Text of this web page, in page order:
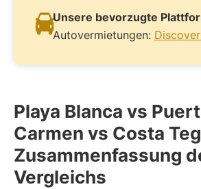
Unsere bevorzugte
Autovermietungen:
Playa Blanca vs
Carmen vs Costa
Zusammenfassung
Vergleichs